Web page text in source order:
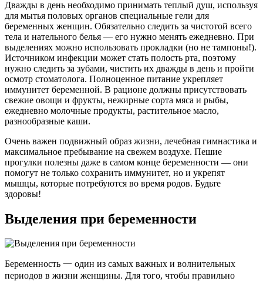
Дважды в день необходимо принимать теплый душ, используя
для мытья половых органов специальные гели для
беременных женщин. Обязательно следить за чистотой всего
тела и нательного белья — его нужно менять ежедневно. При
выделениях можно использовать прокладки (но не тампоны!).
Источником инфекции может стать полость рта, поэтому
нужно следить за зубами, чистить их дважды в день и пройти
осмотр стоматолога. Полноценное питание укрепляет
иммунитет беременной. В рационе должны присутствовать
свежие овощи и фрукты, нежирные сорта мяса и рыбы,
ежедневно молочные продукты, растительное масло,
разнообразные каши.
Очень важен подвижный образ жизни, лечебная гимнастика и
максимальное пребывание на свежем воздухе. Пешие
прогулки полезны даже в самом конце беременности — они
помогут не только сохранить иммунитет, но и укрепят
мышцы, которые потребуются во время родов. Будьте
здоровы!
Выделения при беременности
Беременность 一 один из самых важных и волнительных
периодов в жизни женщины. Для того, чтобы правильно